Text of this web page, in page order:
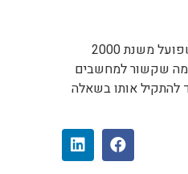
טכנאי מחשבים/איש מעבדה בעל העסק "אושר מחשבים" שפועל משנת 2000
מה שקשור למחשבים
להתקיל אותו בשאלה